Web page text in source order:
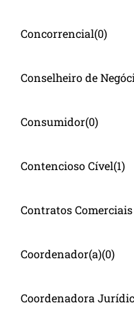
Concorrencial(0)
Conselheiro de
Consumidor(0)
Contencioso Cível(1)
Contratos Comerciais
Coordenador(a)(0)
Coordenadora